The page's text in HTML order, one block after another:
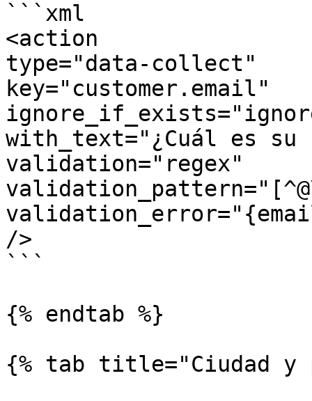
```xml
<action
type="data-collect"
with_text="¿Cuál es
validation="regex"
/>
```
{% endtab %}
{% tab title="Ciudad y